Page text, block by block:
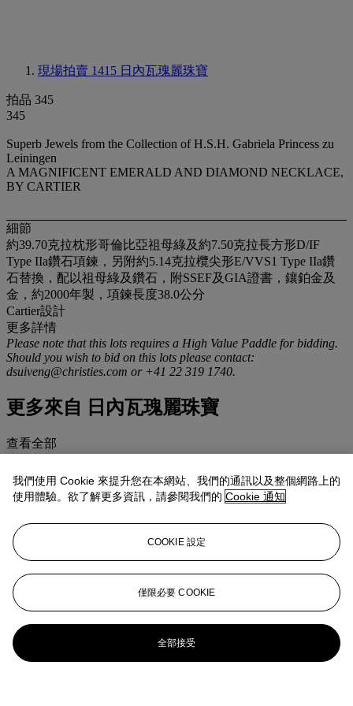
現場拍賣 1415 日內瓦瑰麗珠寶
拍品 345
345
Superb Jewels from the Collection of H.S.H. Gabriela Princess zu
Leiningen
A MAGNIFICENT EMERALD AND DIAMOND NECKLACE,
BY CARTIER
細節
約39.70克拉枕形哥倫比亞祖母綠及約7.50克拉長方形D/IF
Type IIa鑽石項鍊，另附約5.14克拉欖尖形E/VVS1 Type IIa鑽
石替換，配以祖母綠及鑽石，附SSEF及GIA證書，鑲鉑金及
金，約2000年製，項鍊長度38.0公分
Cartier設計
更多詳情
Please note that this lots requires a High Value Paddle for bidding.
Should you wish to bid on this lots please contact:
dsuiveng@christies.com or +41 22 319 1740.
更多來自 日內瓦瑰麗珠寶
查看全部
我們使用 Cookie 來提升您在本網站、我們的通訊以及整個網路上的
使用體驗。欲了解更多資訊，請參閱我們的 Cookie 通知
COOKIE 設定
僅限必要 COOKIE
全部接受